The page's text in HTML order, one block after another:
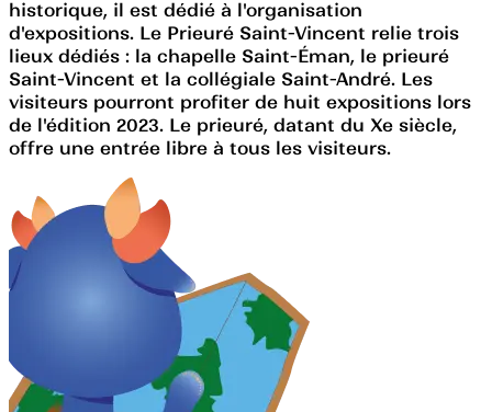
historique, il est dédié à l'organisation
d'expositions. Le Prieuré Saint-Vincent relie trois
lieux dédiés : la chapelle Saint-Éman, le prieuré
Saint-Vincent et la collégiale Saint-André. Les
visiteurs pourront profiter de huit expositions lors
de l'édition 2023. Le prieuré, datant du Xe siècle,
offre une entrée libre à tous les visiteurs.